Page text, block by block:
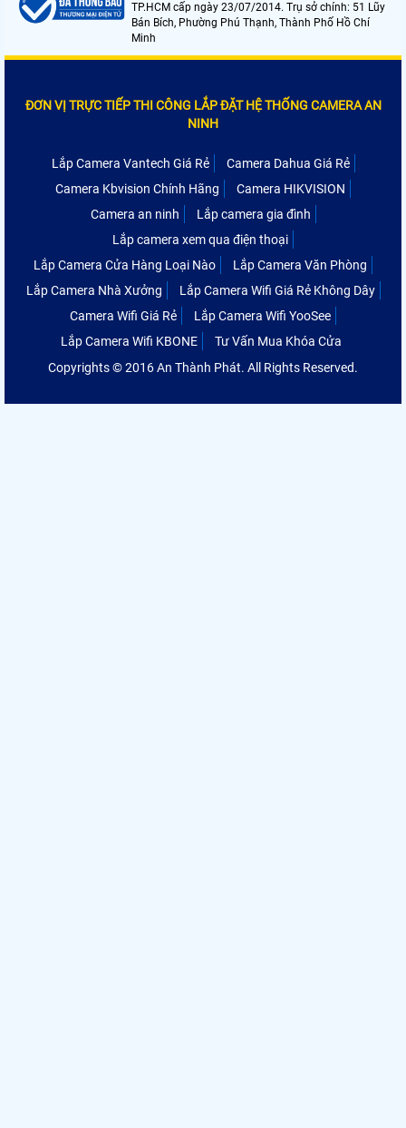
TP.HCM cấp ngày 23/07/2014. Trụ sở chính: 51 Lũy
Bán Bích, Phường Phú Thạnh, Thành Phố Hồ Chí
Minh
ĐƠN VỊ TRỰC TIẾP THI CÔNG LẮP ĐẶT HỆ THỐNG CAMERA AN
NINH
Lắp Camera Vantech Giá Rẻ
Camera Dahua Giá Rẻ
Camera Kbvision Chính Hãng
Camera HIKVISION
Camera an ninh
Lắp camera gia đình
Lắp camera xem qua điện thoại
Lắp Camera Cửa Hàng Loại Nào
Lắp Camera Văn Phòng
Lắp Camera Nhà Xưởng
Lắp Camera Wifi Giá Rẻ Không Dây
Camera Wifi Giá Rẻ
Lắp Camera Wifi YooSee
Lắp Camera Wifi KBONE
Tư Vấn Mua Khóa Cửa
Copyrights © 2016 An Thành Phát. All Rights Reserved.